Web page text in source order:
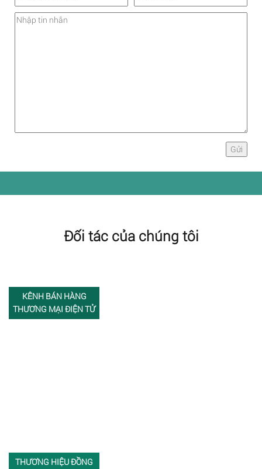
Đối tác của chúng tôi
KÊNH BÁN HÀNG
THƯƠNG MẠI ĐIỆN TỬ
THƯƠNG HIỆU ĐỒNG